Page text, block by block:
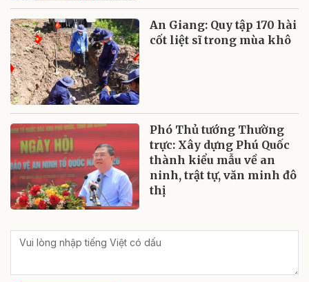
An Giang: Quy tập 170 hài
cốt liệt sĩ trong mùa khô
Phó Thủ tướng Thường
trực: Xây dựng Phú Quốc
thành kiểu mẫu về an
ninh, trật tự, văn minh đô
thị